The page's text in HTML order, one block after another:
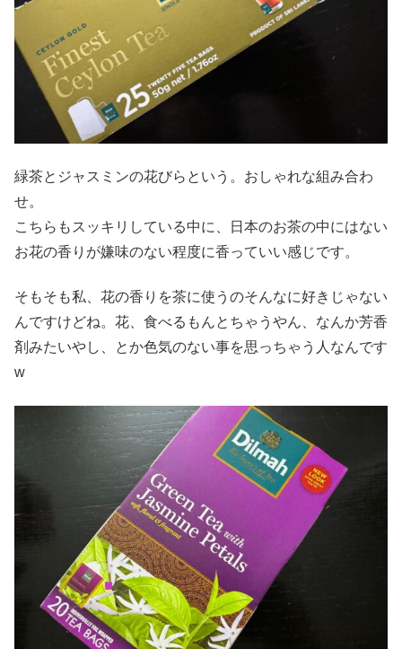
緑茶とジャスミンの花びらという。おしゃれな組み合わ
せ。
こちらもスッキリしている中に、日本のお茶の中にはない
お花の香りが嫌味のない程度に香っていい感じです。
そもそも私、花の香りを茶に使うのそんなに好きじゃない
んですけどね。花、食べるもんとちゃうやん、なんか芳香
剤みたいやし、とか色気のない事を思っちゃう人なんです
w